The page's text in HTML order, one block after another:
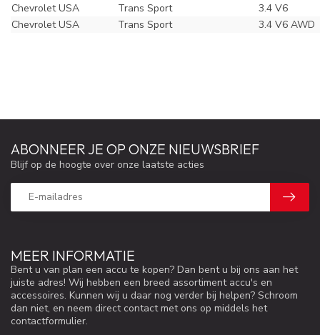
Chevrolet USA
Trans Sport
3.4 V6
Chevrolet USA
Trans Sport 3.4 V6 AWD
MEER INFORMATIE
Bent u van plan een accu te kopen? Dan bent u bij ons aan het
juiste adres! Wij hebben een breed assortiment accu's en
accessoires. Kunnen wij u daar nog verder bij helpen? Schroom
dan niet, en neem direct contact met ons op middels het
contactformulier.
ABONNEER JE OP ONZE NIEUWSBRIEF
Blijf op de hoogte over onze laatste acties